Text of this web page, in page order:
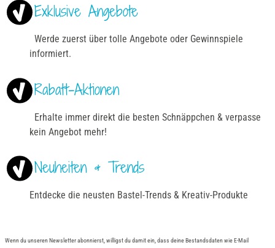
Exklusive Angebote
Werde zuerst über tolle Angebote oder Gewinnspiele
informiert.
Rabatt-Aktionen
Erhalte immer direkt die besten Schnäppchen & verpasse
kein Angebot mehr!
Neuheiten & Trends
Entdecke die neusten Bastel-Trends & Kreativ-Produkte
Wenn du unseren Newsletter abonnierst, willigst du damit ein, dass deine Bestandsdaten wie E-Mail